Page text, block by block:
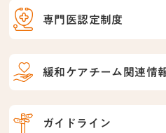
専門医認定制度
緩和ケアチーム関連情
ガイドライン